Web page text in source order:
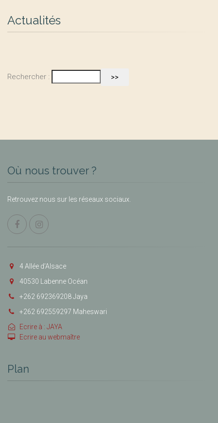
Actualités
Rechercher :
Où nous trouver ?
Retrouvez nous sur les réseaux sociaux.
4 Allée d’Alsace
40530 Labenne Océan
+262 692369208 Jaya
+262 692559297 Maheswari
Ecrire à : JAYA
Ecrire au webmaître
Plan